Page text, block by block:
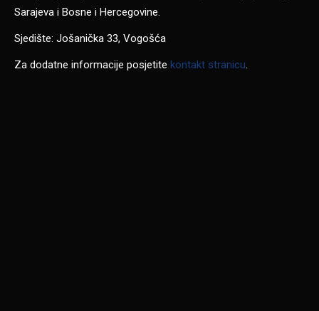
Sarajeva i Bosne i Hercegovine.
Sjedište: Jošanička 33, Vogošća
Za dodatne informacije posjetite kontakt stranicu.